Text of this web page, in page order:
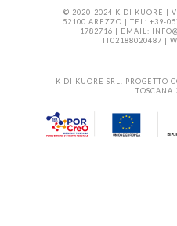
© 2020-2024 K DI KUORE |
52100 AREZZO | TEL: +39-
1782716 | EMAIL:
IT02188020487 |
K DI KUORE SRL. PROGETTO
TOSCANA